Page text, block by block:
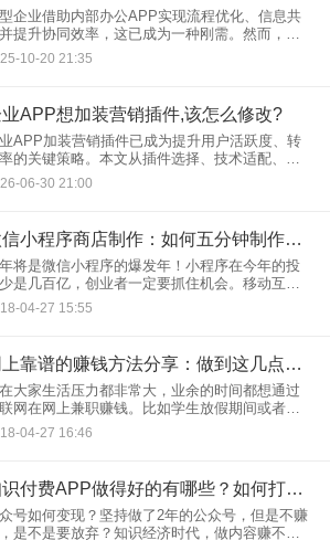
企业借助内部办公APP实现流程优化、信息共
提升协同效率，这已成为一种刚需。然而，如
划一款真正贴合企业需求的办公APP？本文将
能定位、技术架构、用户体验三个维度展开分
10-20 21:35
APP想加装营销插件,该怎么修改?
APP加装营销插件已成为提升用户活跃度、转
的关键策略。本文从插件选择、技术适配、用
验优化三大维度，解析企业APP如何高效加装
插件，助力品牌实现流量激活与业务增长。
06-30 21:00
微信小程序商店制作：如何五分钟制作一个电商小程序？
将是微信小程序的爆发年！小程序在今年的投
是几百亿，创业者一定要抓住机会。移动互联
社会颠覆性的意义从一开始就出乎大家的预
无现金时代用了多久？共性单车呢？小程序同
04-27 15:55
网上靠谱的赚钱方法分享：做到这几点，轻松月入过万
大家生活压力都非常大，业余的时间都想通过
网在网上兼职赚钱。比如学生放假期间或者日
空闲的时间；宝妈在家带孩子，不能出去工
没有收入；上班族利用业余时间做做兼职打发
04-27 16:46
知识付费APP做得好的有哪些？如何打造知识付费APP？
号如何变现？坚持做了2年的公众号，但是不赚
是不是要放弃？知识经济时代，做内容赚不了